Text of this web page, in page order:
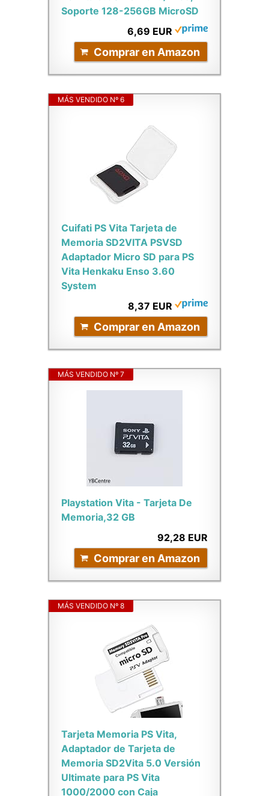
Soporte 128-256GB MicroSD
6,69 EUR
Comprar en Amazon
MÁS VENDIDO Nº 6
Cuifati PS Vita Tarjeta de
Memoria SD2VITA PSVSD
Adaptador Micro SD para PS
Vita Henkaku Enso 3.60
System
8,37 EUR
Comprar en Amazon
MÁS VENDIDO Nº 7
Playstation Vita - Tarjeta De
Memoria,32 GB
92,28 EUR
Comprar en Amazon
MÁS VENDIDO Nº 8
Tarjeta Memoria PS Vita,
Adaptador de Tarjeta de
Memoria SD2Vita 5.0 Versión
Ultimate para PS Vita
1000/2000 con Caja